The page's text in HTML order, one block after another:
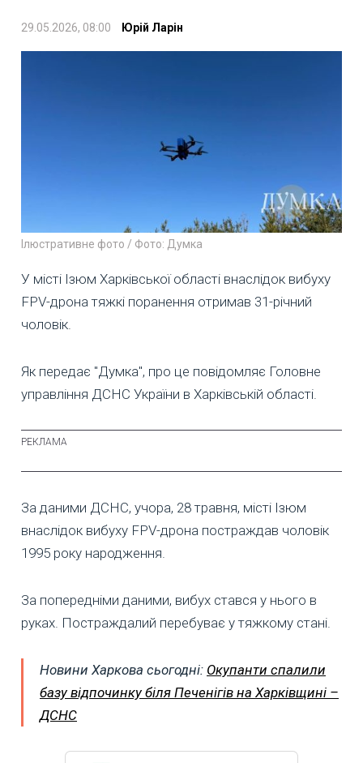
29.05.2026, 08:00 Юрій Ларін
Ілюстративне фото / Фото: Думка
У місті Ізюм Харківської області внаслідок вибуху
FPV-дрона тяжкі поранення отримав 31-річний
чоловік.
Як передає "Думка", про це повідомляє Головне
управління ДСНС України в Харківській області.
За даними ДСНС, учора, 28 травня, місті Ізюм
внаслідок вибуху FPV-дрона постраждав чоловік
1995 року народження.
За попередніми даними, вибух стався у нього в
руках. Постраждалий перебуває у тяжкому стані.
Новини Харкова сьогодні: Окупанти спалили
базу відпочинку біля Печенігів на Харківщині –
ДСНС